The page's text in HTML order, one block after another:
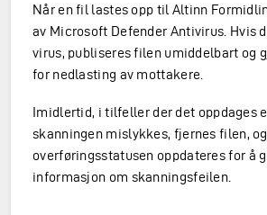
Når en fil lastes opp til Altinn
av Microsoft Defender Antivirus. Hvis
virus, publiseres filen umiddelbart og
for nedlasting av mottakere.
Imidlertid, i tilfeller der det oppdages
skanningen mislykkes, fjernes filen, og
overføringsstatusen oppdateres for å
informasjon om skanningsfeilen.